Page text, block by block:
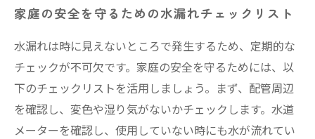
家庭の安全を守るための水漏れチェックリスト
水漏れは時に見えないところで発生するため、定期的な
チェックが不可欠です。家庭の安全を守るためには、以
下のチェックリストを活用しましょう。まず、配管周辺
を確認し、変色や湿り気がないかチェックします。水道
メーターを確認し、使用していない時にも水が流れてい